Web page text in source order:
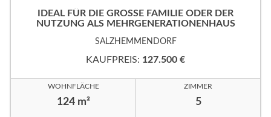
IDEAL FÜR DIE GROSSE FAMILIE ODER DER
NUTZUNG ALS MEHRGENERATIONENHAUS
SALZHEMMENDORF
KAUFPREIS: 127.500 €
WOHNFLÄCHE
124 m²
ZIMMER
5